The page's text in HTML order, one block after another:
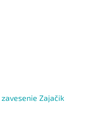
Zajačik